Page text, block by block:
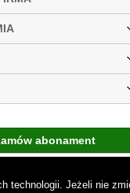
abonament
technologii. Jeżeli nie